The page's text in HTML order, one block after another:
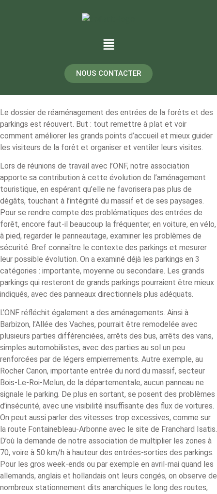
NOUS CONTACTER
Le dossier de réaménagement des entrées de la forêts et des
parkings est réouvert. But : tout remettre à plat et voir
comment améliorer les grands points d’accueil et mieux guider
les visiteurs de la forêt et organiser et ventiler leurs visites.
Lors de réunions de travail avec l’ONF, notre association
apporte sa contribution à cette évolution de l’aménagement
touristique, en espérant qu’elle ne favorisera pas plus de
dégâts, touchant à l’intégrité du massif et de ses paysages.
Pour se rendre compte des problématiques des entrées de
forêt, encore faut-il beaucoup la fréquenter, en voiture, en vélo,
à pied, regarder le panneautage, examiner les problèmes de
sécurité. Bref connaître le contexte des parkings et mesurer
leur possible évolution. On a examiné déjà les parkings en 3
catégories : importante, moyenne ou secondaire. Les grands
parkings qui resteront de grands parkings pourraient être mieux
indiqués, avec des panneaux directionnels plus adéquats.
L’ONF réfléchit également a des aménagements. Ainsi à
Barbizon, l’Allée des Vaches, pourrait être remodelée avec
plusieurs parties différenciées, arrêts des bus, arrêts des vans,
simples automobilistes, avec des parties au sol un peu
renforcées par de légers empierrements. Autre exemple, au
Rocher Canon, importante entrée du nord du massif, secteur
Bois-Le-Roi-Melun, de la départementale, aucun panneau ne
signale le parking. De plus en sortant, se posent des problèmes
d’insécurité, avec une visibilité insuffisante des flux de voitures.
On peut aussi parler des vitesses trop excessives, comme sur
la route Fontainebleau-Arbonne avec le site de Franchard Isatis.
D’où la demande de notre association de multiplier les zones à
70, voire à 50 km/h à hauteur des entrées-sorties des parkings.
Pour les gros week-ends ou par exemple en avril-mai quand les
allemands, anglais et hollandais ont leurs congés, on observe de
nombreux stationnement dits anarchiques le long des routes,